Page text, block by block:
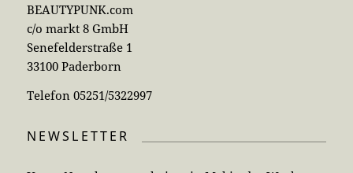
BEAUTYPUNK.com
c/o markt 8 GmbH
Senefelderstraße 1
33100 Paderborn
Telefon 05251/5322997
NEWSLETTER